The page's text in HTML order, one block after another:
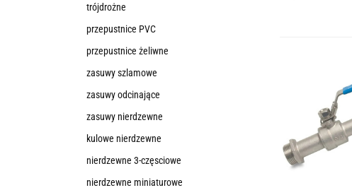
trójdrożne
przepustnice PVC
przepustnice żeliwne
zasuwy szlamowe
zasuwy odcinające
zasuwy nierdzewne
kulowe nierdzewne
nierdzewne 3-częsciowe
nierdzewne miniaturowe